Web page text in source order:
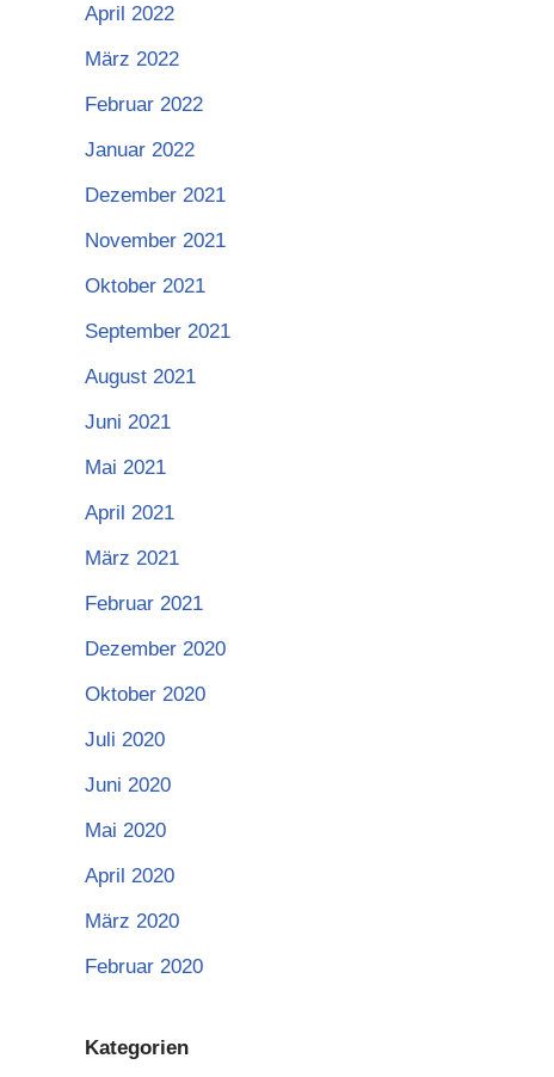
April 2022
März 2022
Februar 2022
Januar 2022
Dezember 2021
November 2021
Oktober 2021
September 2021
August 2021
Juni 2021
Mai 2021
April 2021
März 2021
Februar 2021
Dezember 2020
Oktober 2020
Juli 2020
Juni 2020
Mai 2020
April 2020
März 2020
Februar 2020
Kategorien